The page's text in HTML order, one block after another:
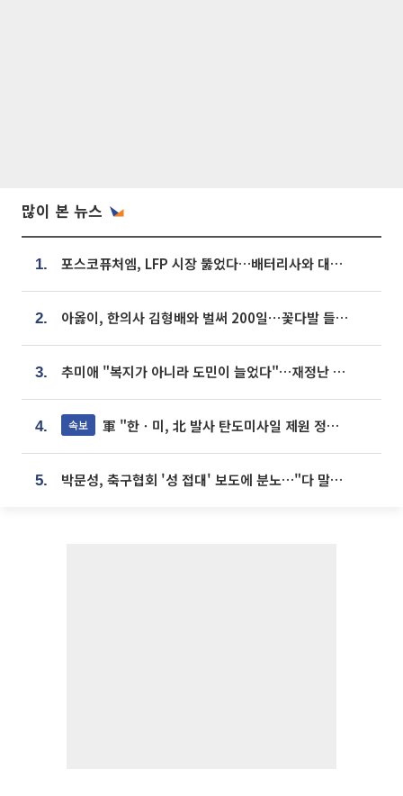
많이 본 뉴스
1. 포스코퓨처엠, LFP 시장 뚫었다…배터리사와 대규모 장기 공급 합의
2. 아옳이, 한의사 김형배와 벌써 200일⋯꽃다발 들고 "프러포즈 아냐"
3. 추미애 "복지가 아니라 도민이 늘었다"…재정난 책임론 정면돌파
4. 속보 軍 "한ㆍ미, 北 발사 탄도미사일 제원 정밀분석 중"
5. 박문성, 축구협회 '성 접대' 보도에 분노…"다 말아먹으려고 작정했나"